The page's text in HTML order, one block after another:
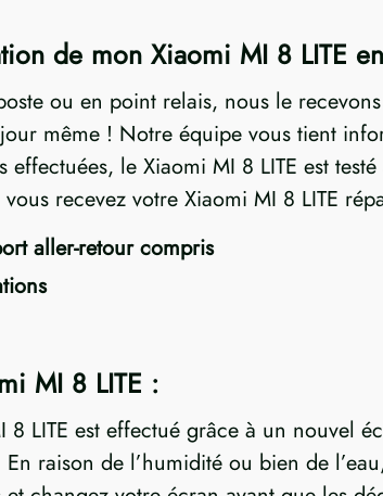
de mon Xiaomi MI 8 LITE
ou en point relais, nous le
même ! Notre équipe vous tient
le Xiaomi MI 8 LITE est
recevez votre Xiaomi MI 8 LITE
aller-retour compris
MI 8 LITE :
8 LITE est effectué grâce à un nouvel
raison de l’humidité ou bien de